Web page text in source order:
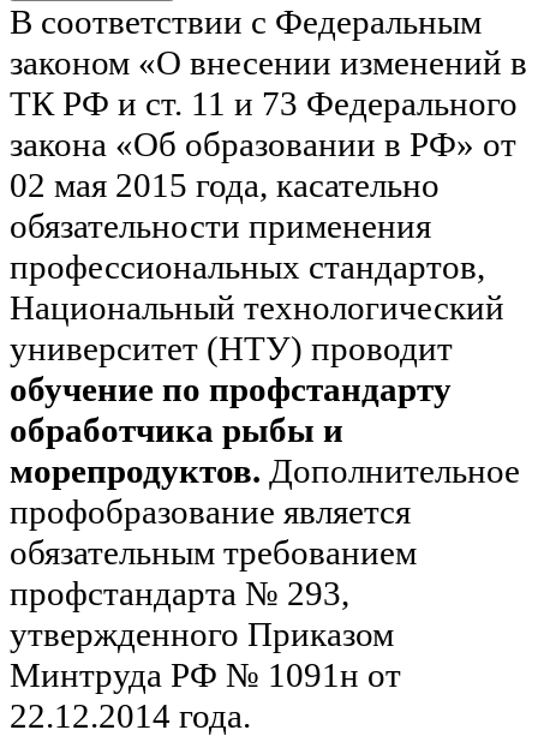
В соответствии с Федеральным
законом «О внесении изменений в
ТК РФ и ст. 11 и 73 Федерального
закона «Об образовании в РФ» от
02 мая 2015 года, касательно
обязательности применения
профессиональных стандартов,
Национальный технологический
университет (НТУ) проводит
обучение по профстандарту
обработчика рыбы и
морепродуктов. Дополнительное
профобразование является
обязательным требованием
профстандарта № 293,
утвержденного Приказом
Минтруда РФ № 1091н от
22.12.2014 года.